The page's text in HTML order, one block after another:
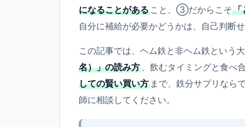
になることがある こと、③だからこそ「
自分に補給が必要かどうかは、自己判断
この記事では、ヘム鉄と非ヘム鉄という
名）」の読み方 、飲むタイミングと食べ
しての賢い買い方 まで、鉄分サプリなら
師に相談してください。